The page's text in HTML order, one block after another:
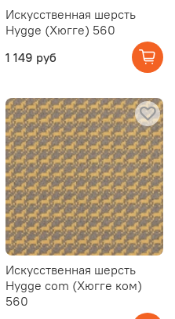
Искусственная шерсть
Hygge (Хюгге) 560
1 149 руб
Искусственная шерсть
Hygge com (Хюгге ком)
560